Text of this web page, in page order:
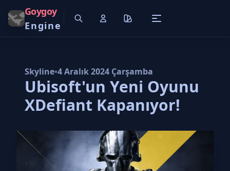
Goygoy
Engine
Skyline•4 Aralık 2024 Çarşamba
Ubisoft'un Yeni Oyunu
XDefiant Kapanıyor!